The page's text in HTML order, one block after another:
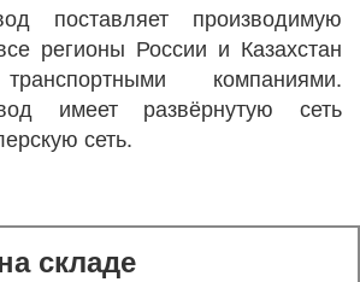
поставляет производимую
регионы России и Казахстан
компаниями.
имеет развёрнутую сеть
сеть.
складе